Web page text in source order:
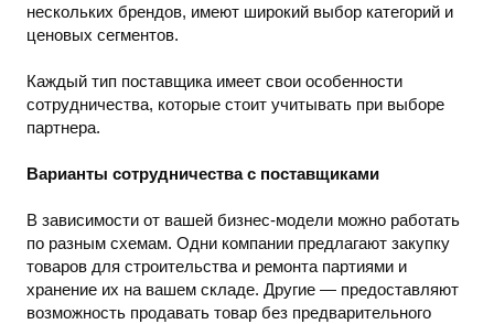
нескольких брендов, имеют широкий выбор категорий и
ценовых сегментов.
Каждый тип поставщика имеет свои особенности
сотрудничества, которые стоит учитывать при выборе
партнера.
Варианты сотрудничества с поставщиками
В зависимости от вашей бизнес-модели можно работать
по разным схемам. Одни компании предлагают закупку
товаров для строительства и ремонта партиями и
хранение их на вашем складе. Другие — предоставляют
возможность продавать товар без предварительного